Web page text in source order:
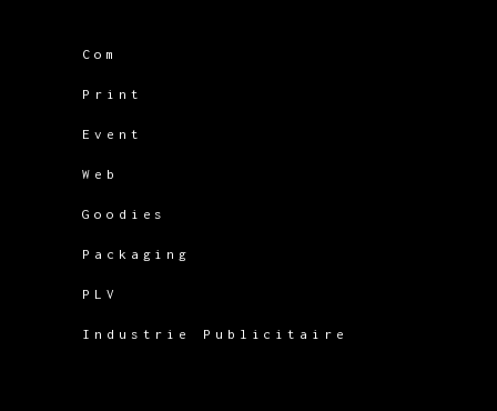
Com
Print
Event
Web
Goodies
Packaging
PLV
Industrie Publicitaire